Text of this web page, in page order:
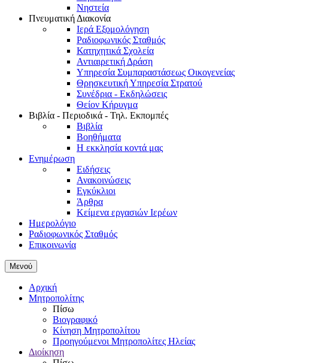
Νηστεία
Πνευματική Διακονία
Ιερά Εξομολόγηση
Ραδιοφωνικός Σταθμός
Κατηχητικά Σχολεία
Αντιαιρετική Δράση
Υπηρεσία Συμπαραστάσεως Οικογενείας
Θρησκευτική Υπηρεσία Στρατού
Συνέδρια - Εκδηλώσεις
Θείον Κήρυγμα
Βιβλία - Περιοδικά - Τηλ. Εκπομπές
Βιβλία
Βοηθήματα
Η εκκλησία κοντά μας
Ενημέρωση
Ειδήσεις
Ανακοινώσεις
Εγκύκλιοι
Άρθρα
Κείμενα εργασιών Ιερέων
Ημερολόγιο
Ραδιοφωνικός Σταθμός
Επικοινωνία
Μενού
Αρχική
Μητροπολίτης
Πίσω
Βιογραφικό
Κίνηση Μητροπολίτου
Προηγούμενοι Μητροπολίτες Ηλείας
Διοίκηση